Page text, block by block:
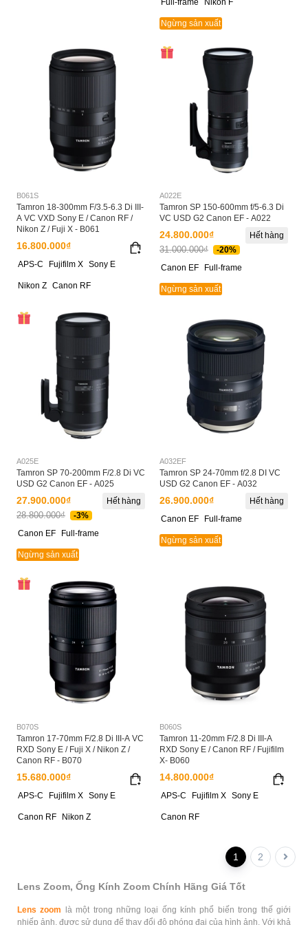
Ngừng sản xuất
B061S
Tamron 18-300mm F/3.5-6.3 Di III-
A VC VXD Sony E / Canon RF /
Nikon Z / Fuji X - B061
16.800.000₫
APS-C Fujifilm X Sony E
Nikon Z Canon RF
A022E
Tamron SP 150-600mm f/5-6.3 Di
VC USD G2 Canon EF - A022
24.800.000₫
31.000.000₫ -20%
Hết hàng
Canon EF Full-frame
Ngừng sản xuất
A025E
Tamron SP 70-200mm F/2.8 Di VC
USD G2 Canon EF - A025
27.900.000₫
28.800.000₫ -3%
Hết hàng
Canon EF Full-frame
Ngừng sản xuất
A032EF
Tamron SP 24-70mm f/2.8 DI VC
USD G2 Canon EF - A032
26.900.000₫
Hết hàng
Canon EF Full-frame
Ngừng sản xuất
B070S
Tamron 17-70mm F/2.8 Di III-A VC
RXD Sony E / Fuji X / Nikon Z /
Canon RF - B070
15.680.000₫
APS-C Fujifilm X Sony E
Canon RF Nikon Z
B060S
Tamron 11-20mm F/2.8 Di III-A
RXD Sony E / Canon RF / Fujifilm
X- B060
14.800.000₫
APS-C Fujifilm X Sony E
Canon RF
1 2
Lens Zoom, Ống Kính Zoom Chính Hãng Giá Tốt
Lens zoom là một trong những loại ống kính phổ biến trong thế giới
nhiếp ảnh, được sử dụng để thay đổi độ phóng đại của hình ảnh. Với khả